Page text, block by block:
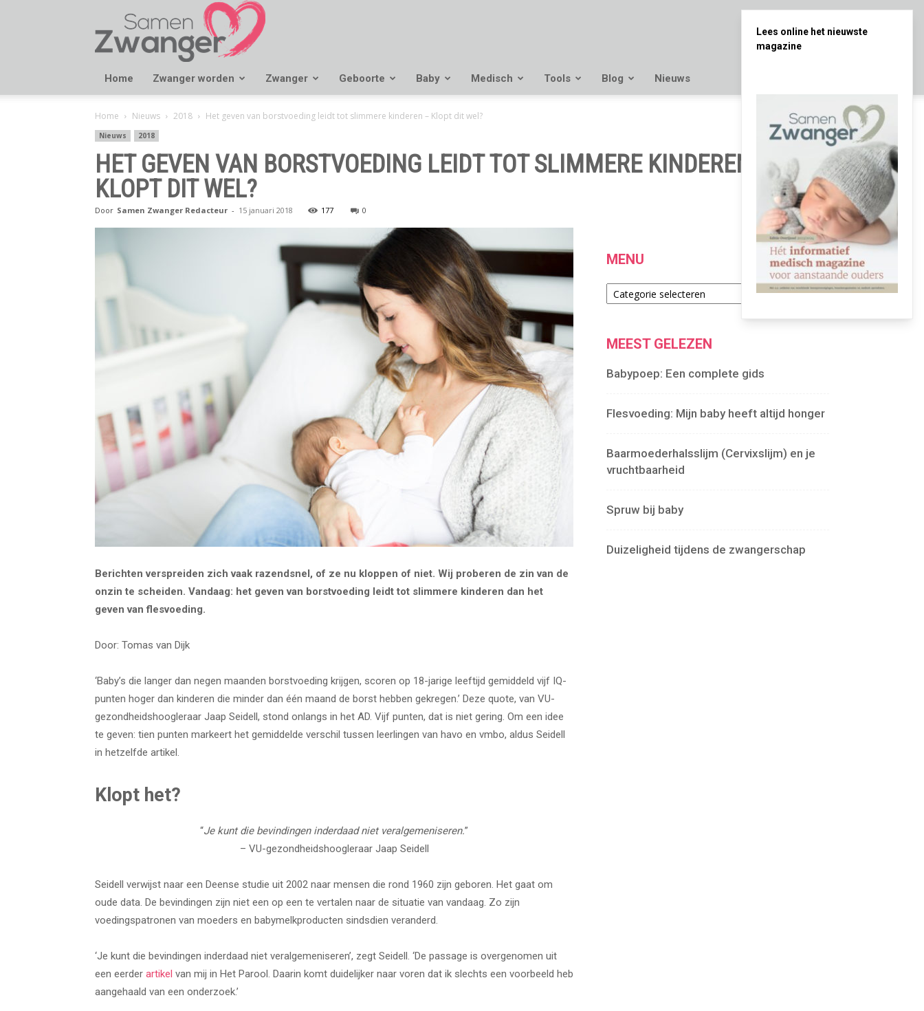
Samen
Zwanger
Home Zwanger worden Zwanger Geboorte Baby Medisch Tools Blog Nieuws
Home Nieuws 2018 Het geven van borstvoeding leidt tot slimmere kinderen – Klopt dit wel?
Nieuws 2018
HET GEVEN VAN BORSTVOEDING LEIDT TOT SLIMMERE KINDEREN –
KLOPT DIT WEL?
Door Samen Zwanger Redacteur - 15 januari 2018 177 0
Berichten verspreiden zich vaak razendsnel, of ze nu kloppen of niet. Wij proberen de zin van de
onzin te scheiden. Vandaag: het geven van borstvoeding leidt tot slimmere kinderen dan het
geven van flesvoeding.
Door: Tomas van Dijk
‘Baby’s die langer dan negen maanden borstvoeding krijgen, scoren op 18-jarige leeftijd gemiddeld vijf IQ-
punten hoger dan kinderen die minder dan één maand de borst hebben gekregen.’ Deze quote, van VU-
gezondheidshoogleraar Jaap Seidell, stond onlangs in het AD. Vijf punten, dat is niet gering. Om een idee
te geven: tien punten markeert het gemiddelde verschil tussen leerlingen van havo en vmbo, aldus Seidell
in hetzelfde artikel.
Klopt het?
“Je kunt die bevindingen inderdaad niet veralgemeniseren.”
– VU-gezondheidshoogleraar Jaap Seidell
Seidell verwijst naar een Deense studie uit 2002 naar mensen die rond 1960 zijn geboren. Het gaat om
oude data. De bevindingen zijn niet een op een te vertalen naar de situatie van vandaag. Zo zijn
voedingspatronen van moeders en babymelkproducten sindsdien veranderd.
‘Je kunt die bevindingen inderdaad niet veralgemeniseren’, zegt Seidell. ‘De passage is overgenomen uit
een eerder artikel van mij in Het Parool. Daarin komt duidelijker naar voren dat ik slechts een voorbeeld heb
aangehaald van een onderzoek.’
MENU
Menu
MEEST GELEZEN
Babypoep: Een complete gids
Flesvoeding: Mijn baby heeft altijd honger
Baarmoederhalsslijm (Cervixslijm) en je
vruchtbaarheid
Spruw bij baby
Duizeligheid tijdens de zwangerschap
Lees online het nieuwste
magazine